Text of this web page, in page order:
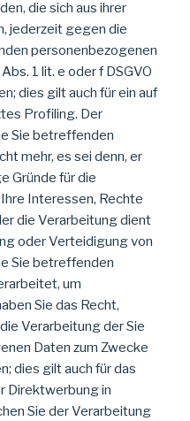
die sich aus ihrer
jederzeit gegen die
personenbezogenen
1 lit. e oder f DSGVO
dies gilt auch für ein auf
Profiling. Der
Sie betreffenden
mehr, es sei denn, er
Gründe für die
Interessen, Rechte
die Verarbeitung dient
oder Verteidigung von
Sie betreffenden
um
Sie das Recht,
Verarbeitung der Sie
Daten zum Zwecke
dies gilt auch für das
Direktwerbung in
Sie der Verarbeitung